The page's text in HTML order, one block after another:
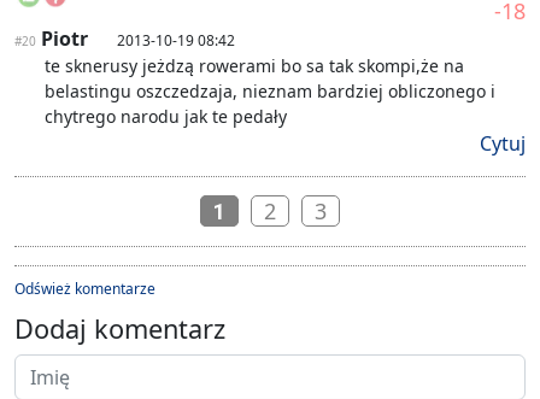
-18
#20 Piotr 2013-10-19 08:42
te sknerusy jeżdzą rowerami bo sa tak skompi,że na
belastingu oszczedzaja, nieznam bardziej obliczonego i
chytrego narodu jak te pedały
Cytuj
1 2 3
Odśwież komentarze
Dodaj komentarz